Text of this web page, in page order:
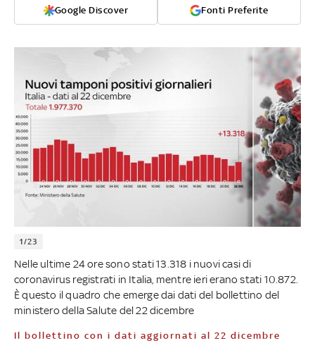
Google Discover Fonti Preferite
1/23
Nelle ultime 24 ore sono stati 13.318 i nuovi casi di
coronavirus registrati in Italia, mentre ieri erano stati 10.872.
È questo il quadro che emerge dai dati del bollettino del
ministero della Salute del 22 dicembre
Il bollettino con i dati aggiornati al 22 dicembre